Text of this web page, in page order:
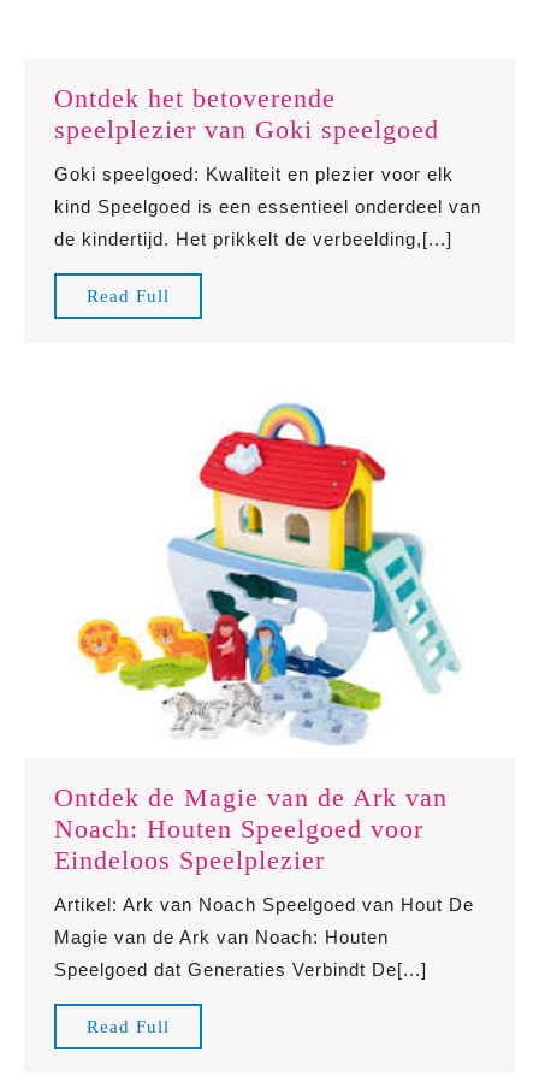
Ontdek het betoverende
speelplezier van Goki speelgoed
van
Goki speelgoed: Kwaliteit en plezier voor elk
kind Speelgoed is een essentieel onderdeel van
de kindertijd. Het prikkelt de verbeelding,[...]
Read Full
Full
Ontdek de Magie van de Ark van
Noach: Houten Speelgoed voor
Eindeloos SpeelplezierOntdek
van
de
Artikel: Ark van Noach Speelgoed van Hout De
Magie van de Ark van Noach: Houten
Speelgoed dat Generaties Verbindt De[...]
Read Full
Full